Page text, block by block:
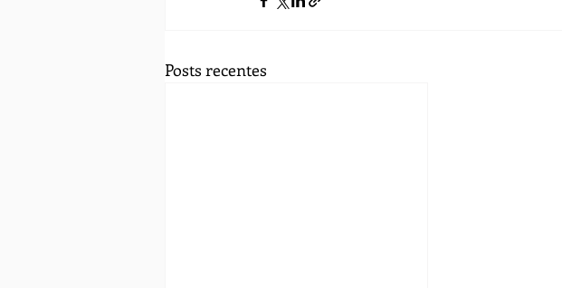
Posts recentes